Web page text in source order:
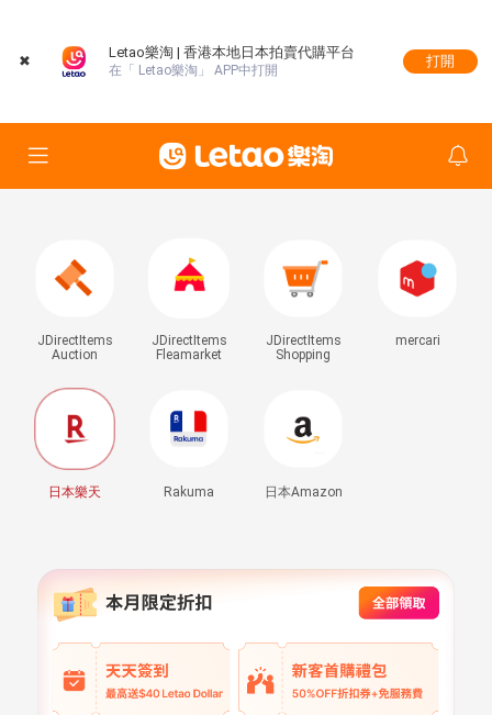
✖
Letao樂淘 | 香港本地日本拍賣代購平台
在「 Letao樂淘」 APP中打開
打開
JDirectItems
Auction
JDirectItems
Fleamarket
JDirectItems
Shopping
mercari
日本樂天 Rakuma 日本Amazon